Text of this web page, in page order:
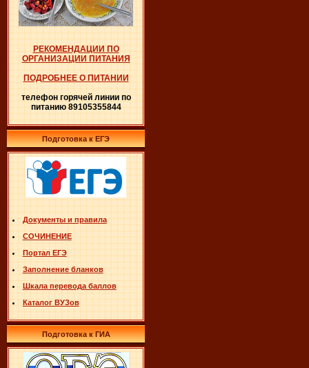
РЕКОМЕНДАЦИИ ПО
ОРГАНИЗАЦИИ ПИТАНИЯ
ПОДРОБНЕЕ О ПИТАНИИ
телефон горячей линии по
питанию 89105355844
Подготовка к ЕГЭ
Документы и правила
СОЧИНЕНИЕ
Портал ЕГЭ
Заполнение бланков
Шкала перевода баллов
Каталог ВУЗов
Подготовка к ГИА